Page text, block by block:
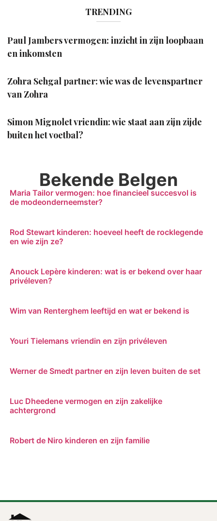
TRENDING
Paul Jambers vermogen: inzicht in zijn loopbaan
en inkomsten
Zohra Sehgal partner: wie was de levenspartner
van Zohra
Simon Mignolet vriendin: wie staat aan zijn zijde
buiten het voetbal?
Bekende Belgen
Maria Tailor vermogen: hoe financieel succesvol is
de modeonderneemster?
Rod Stewart kinderen: hoeveel heeft de rocklegende
en wie zijn ze?
Anouck Lepère kinderen: wat is er bekend over haar
privéleven?
Wim van Renterghem leeftijd en wat er bekend is
Youri Tielemans vriendin en zijn privéleven
Werner de Smedt partner en zijn leven buiten de set
Luc Dheedene vermogen en zijn zakelijke
achtergrond
Robert de Niro kinderen en zijn familie